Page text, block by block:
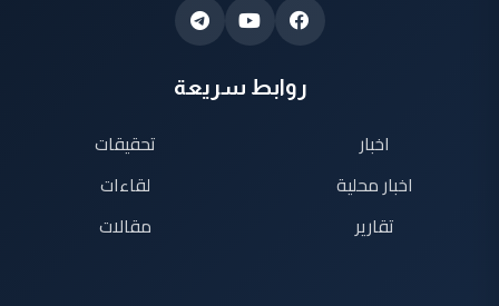
روابط سريعة
اخبار
اخبار محلية
تقارير
تحقيقات
لقاءات
مقالات